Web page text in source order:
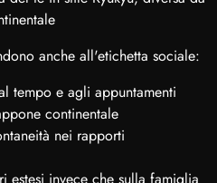
anche all'etichetta sociale:
tempo e agli appuntamenti
continentale
nei rapporti
estesi invece che sulla famiglia